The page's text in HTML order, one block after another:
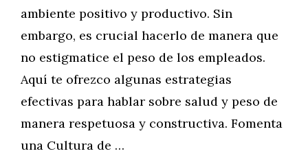
ambiente positivo y productivo. Sin
embargo, es crucial hacerlo de manera que
no estigmatice el peso de los empleados.
Aquí te ofrezco algunas estrategias
efectivas para hablar sobre salud y peso de
manera respetuosa y constructiva. Fomenta
una Cultura de …